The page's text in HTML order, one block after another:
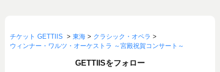
チケット GETTIIS > 東海 > クラシック・オペラ >
ウィンナー・ワルツ・オーケストラ ～宮殿祝賀コンサート～
GETTIISをフォロー